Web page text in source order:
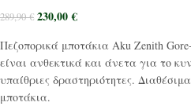
289,90€ 230,00€
Πεζοπορικά μποτάκια Aku Zenith
είναι ανθεκτικά και άνετα για το
υπαίθριες δραστηριότητες.
μποτάκια.